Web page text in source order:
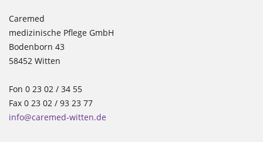
Caremed
medizinische Pflege GmbH
Bodenborn 43
58452 Witten
Fon 0 23 02 / 34 55
Fax 0 23 02 / 93 23 77
info@caremed-witten.de